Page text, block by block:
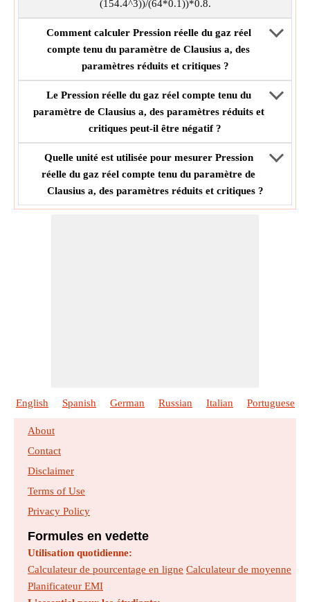
(154.4^3))/(64*0.1))*0.8.
Comment calculer Pression réelle du gaz réel
compte tenu du paramètre de Clausius a, des
paramètres réduits et critiques ?
Le Pression réelle du gaz réel compte tenu du
paramètre de Clausius a, des paramètres réduits et
critiques peut-il être négatif ?
Quelle unité est utilisée pour mesurer Pression
réelle du gaz réel compte tenu du paramètre de
Clausius a, des paramètres réduits et critiques ?
English Spanish German Russian Italian Portuguese
About
Contact
Disclaimer
Terms of Use
Privacy Policy
Formules en vedette
Utilisation quotidienne:
Calculateur de pourcentage en ligne Calculateur de moyenne
Planificateur EMI